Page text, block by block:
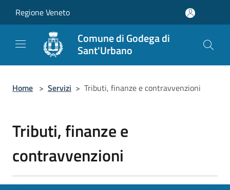
Regione Veneto
Comune di Godega di
Sant'Urbano
Home > Servizi > Tributi, finanze e contravvenzioni
Tributi, finanze e
contravvenzioni